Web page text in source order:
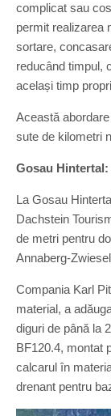
complicat sau
permit realizarea
sortare,
reducând timpul,
același timp
Această
sute de kilometri
Gosau Hintertal:
La Gosau
Dachstein
de metri pentru
Annaberg-
Compania Karl
material, a
diguri de până la
BF120.4, montat
calcarul în
drenant pentru